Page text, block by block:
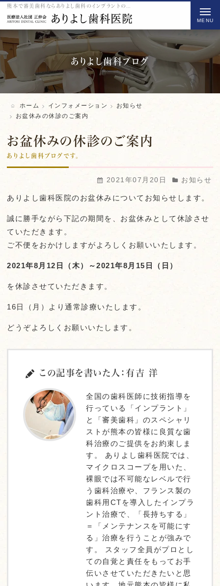
ありよし歯科ブログ
ホーム インフォメーション
お知らせ
お盆休みの休診のご案内
お盆休みの休診のご案内
ありよし歯科ブログです。
2021年07月20日 お知らせ
ありよし歯科医院のお盆休みについてお知らせします。
誠に勝手ながら 下記の期間を、お盆休みとして休診させ
ていただきます。
ご不便をおかけしますがよろしくお願いいたします。
2021年8月12日（木）～2021年8月15日（日）
を休診させていただきます。
16日（月）より通常診療いたします。
どうぞよろしくお願いいたします。
この記事を書いた人：有吉 洋
全国の歯科医師に技術指導を
行っている「インプラント」
と「審美歯科」のスペシャリ
ストが熊本の皆様に良質な歯
科治療のご提供をお約束しま
す。 ありよし歯科医院では、
マイクロスコープを用いた、
裸眼では不可能なレベルで行
う歯科治療や、フランス製の
歯科用CTを導入したインプラ
ント治療で、「長持ちする」
＝「メンテナンスを可能にす
る」治療を行うことが強みで
す。 スタッフ全員がプロとし
ての自覚と責任をもってお手
伝いさせていただきたいと思
t
o
g
l
t
i